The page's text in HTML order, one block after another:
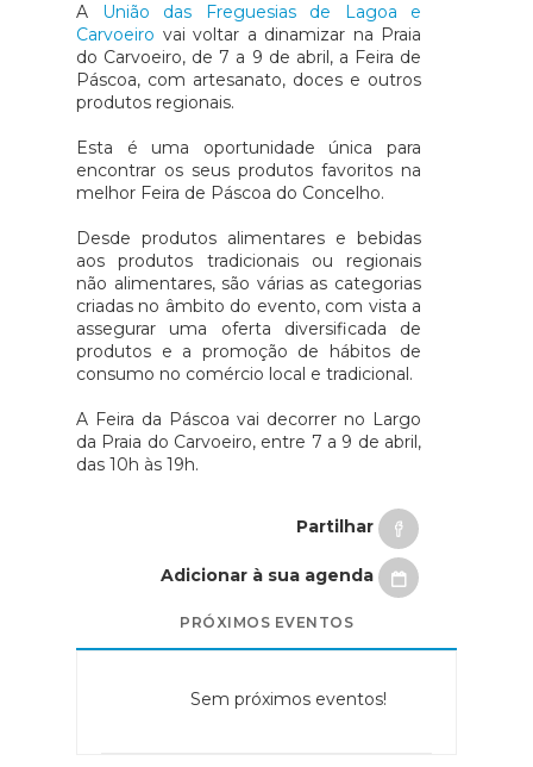
A União das Freguesias de Lagoa e
Carvoeiro vai voltar a dinamizar na Praia
do Carvoeiro, de 7 a 9 de abril, a Feira de
Páscoa, com artesanato, doces e outros
produtos regionais.
Esta é uma oportunidade única para
encontrar os seus produtos favoritos na
melhor Feira de Páscoa do Concelho.
Desde produtos alimentares e bebidas
aos produtos tradicionais ou regionais
não alimentares, são várias as categorias
criadas no âmbito do evento, com vista a
assegurar uma oferta diversificada de
produtos e a promoção de hábitos de
consumo no comércio local e tradicional.
A Feira da Páscoa vai decorrer no Largo
da Praia do Carvoeiro, entre 7 a 9 de abril,
das 10h às 19h.
Partilhar
Adicionar à sua agenda
PRÓXIMOS EVENTOS
Sem próximos eventos!